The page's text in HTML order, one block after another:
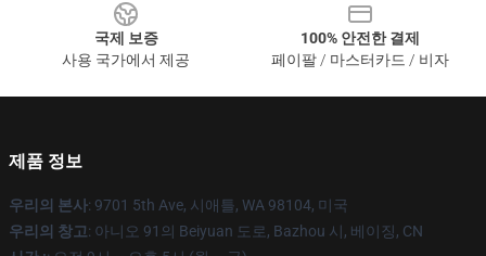
국제 보증
사용 국가에서 제공
100% 안전한 결제
페이팔 / 마스터카드 / 비자
제품 정보
우리의 본사: 9701 5th Ave, 시애틀, WA 98104, 미국
우리의 창고: 아니오 91의 Beiyuan 도로, Bazhou 시, 베이징, CN